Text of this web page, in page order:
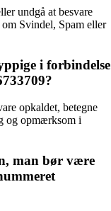
undgå at besvare
Svindel, Spam eller
i forbindelse
opkaldet, betegne
og opmærksom i
man bør være